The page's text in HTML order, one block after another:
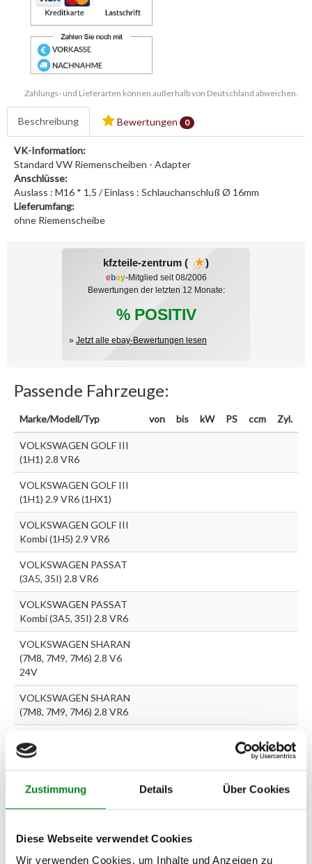
Zustimmung Details Über Cookies
Diese Webseite verwendet Cookies
Wir verwenden Cookies, um Inhalte und Anzeigen zu
Zahlungs- und Lieferarten können außerhalb von Deutschland abweichen.
Beschreibung Bewertungen 0
VK-Information:
Standard VW Riemenscheiben - Adapter
Anschlüsse:
Auslass : M16 * 1,5 / Einlass : Schlauchanschluß Ø 16mm
Lieferumfang:
ohne Riemenscheibe
kfzteile-zentrum ( )
ebay-Mitglied seit 08/2006
Bewertungen der letzten 12 Monate:
% POSITIV
» Jetzt alle ebay-Bewertungen lesen
Passende Fahrzeuge:
Marke/Modell/Typ von bis kW PS ccm Zyl.
VOLKSWAGEN GOLF III
(1H1) 2.8 VR6
VOLKSWAGEN GOLF III
(1H1) 2.9 VR6 (1HX1)
VOLKSWAGEN GOLF III
Kombi (1H5) 2.9 VR6
VOLKSWAGEN PASSAT
(3A5, 35I) 2.8 VR6
VOLKSWAGEN PASSAT
Kombi (3A5, 35I) 2.8 VR6
VOLKSWAGEN SHARAN
(7M8, 7M9, 7M6) 2.8 V6
24V
VOLKSWAGEN SHARAN
(7M8, 7M9, 7M6) 2.8 VR6
(1H2) 2.8 VR6
Zur exakten Fahrzeug-Identifizierung können Sie auch unseren
Support kontaktieren (Chat, Telefon oder E-Mail).
(2.1) und zu 3 (2.2) oderFahrgestellnummer